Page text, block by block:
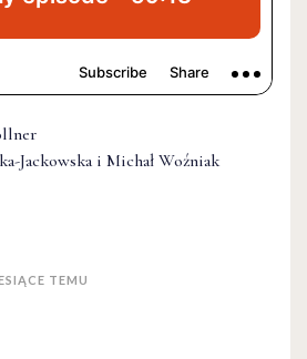
Jackowska i Michał Woźniak
TEMU